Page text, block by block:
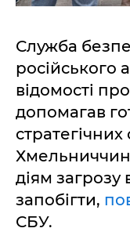
Служба
російського
відомості
допомагав
діям загрозу
запобігти,
СБУ.